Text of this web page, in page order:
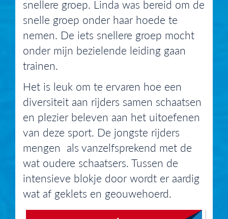
snellere groep. Linda was bereid om de
snelle groep onder haar hoede te
nemen. De iets snellere groep mocht
onder mijn bezielende leiding gaan
trainen.
Het is leuk om te ervaren hoe een
diversiteit aan rijders samen schaatsen
en plezier beleven aan het uitoefenen
van deze sport. De jongste rijders
mengen als vanzelfsprekend met de
wat oudere schaatsers. Tussen de
intensieve blokje door wordt er aardig
wat af geklets en geouwehoerd.